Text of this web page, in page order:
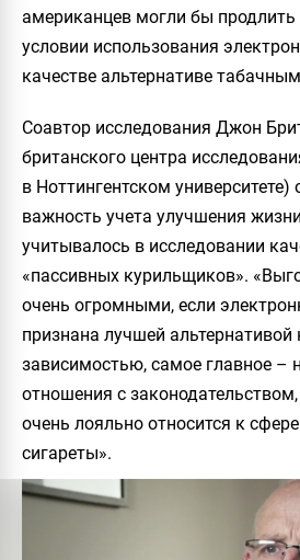
американцев могли бы
условии использования
качестве альтернативе
Соавтор исследования Джон
британского центра
в Ноттингентском
важность учета улучшения
учитывалось в исследовании
«пассивных курильщиков».
очень огромными, если
признана лучшей альтернативой
зависимостью, самое главное –
отношения с
очень лояльно относится к
сигареты».